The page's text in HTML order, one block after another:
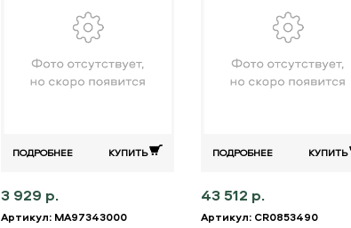
ПОДРОБНЕЕ КУПИТЬ
3 929 р.
Артикул: MA97343000
ПОДРОБНЕЕ КУПИТЬ
43 512 р.
Артикул: CR0853490